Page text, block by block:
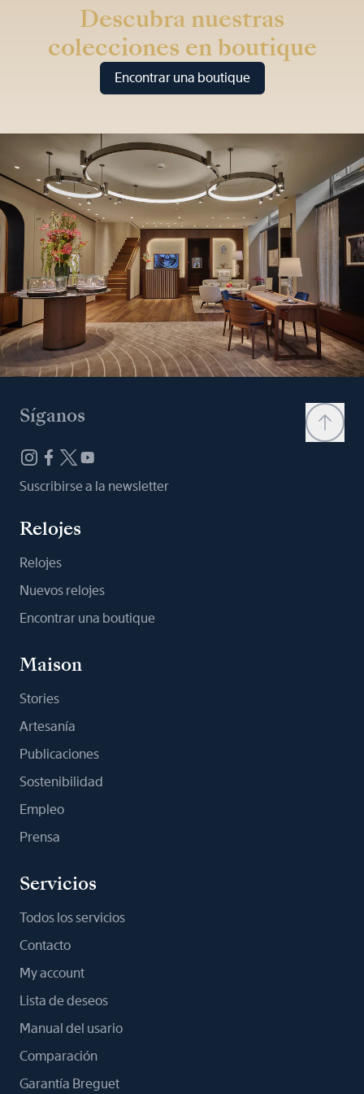
Descubra nuestras
colecciones en boutique
Encontrar una boutique
Síganos
Suscribirse a la newsletter
Relojes
Relojes
Nuevos relojes
Encontrar una boutique
Maison
Stories
Artesanía
Publicaciones
Sostenibilidad
Empleo
Prensa
Servicios
Todos los servicios
Contacto
My account
Lista de deseos
Manual del usario
Comparación
Garantía Breguet